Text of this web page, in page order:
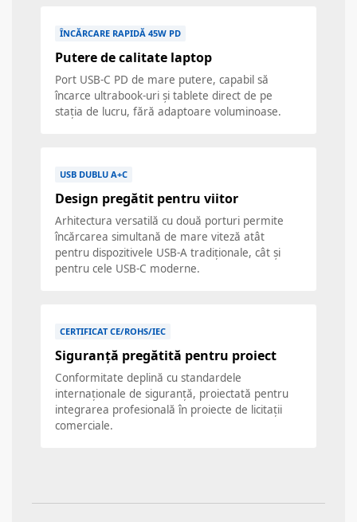
ÎNCĂRCARE RAPIDĂ 45W PD
Putere de calitate laptop
Port USB-C PD de mare putere, capabil să
încarce ultrabook-uri și tablete direct de pe
stația de lucru, fără adaptoare voluminoase.
USB DUBLU A+C
Design pregătit pentru viitor
Arhitectura versatilă cu două porturi permite
încărcarea simultană de mare viteză atât
pentru dispozitivele USB-A tradiționale, cât și
pentru cele USB-C moderne.
CERTIFICAT CE/ROHS/IEC
Siguranță pregătită pentru proiect
Conformitate deplină cu standardele
internaționale de siguranță, proiectată pentru
integrarea profesională în proiecte de licitații
comerciale.